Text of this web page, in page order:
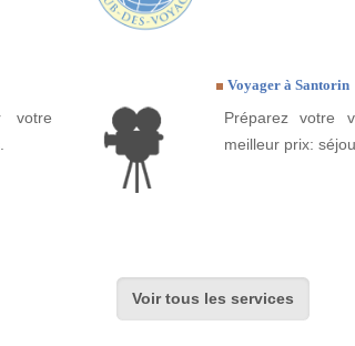
votre
Voyager à Santorin
Préparez votre
meilleur prix:
Voir tous les services